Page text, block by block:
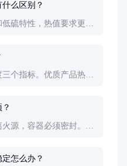
么区别？
硫特性，热值要求更
个指标。优质产品热值
源，容器必须密封。储
怎么办？